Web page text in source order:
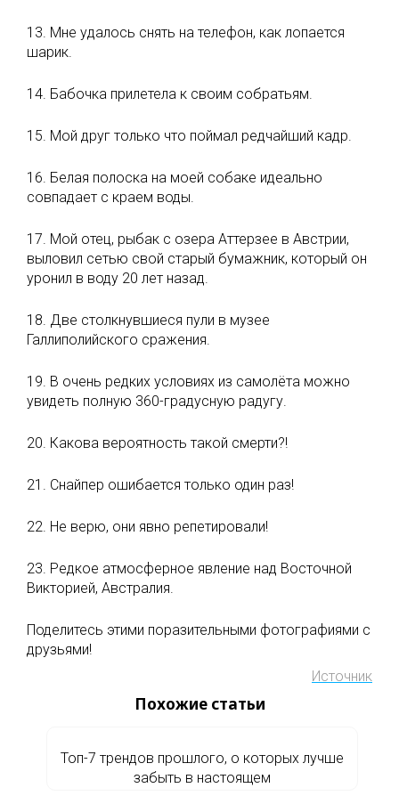
13. Мне удалось снять на телефон, как лопается
шарик.
14. Бабочка прилетела к своим собратьям.
15. Мой друг только что поймал редчайший кадр.
16. Белая полоска на моей собаке идеально
совпадает с краем воды.
17. Мой отец, рыбак с озера Аттерзее в Австрии,
выловил сетью свой старый бумажник, который он
уронил в воду 20 лет назад.
18. Две столкнувшиеся пули в музее
Галлиполийского сражения.
19. В очень редких условиях из самолёта можно
увидеть полную 360-градусную радугу.
20. Какова вероятность такой смерти?!
21. Снайпер ошибается только один раз!
22. Не верю, они явно репетировали!
23. Редкое атмосферное явление над Восточной
Викторией, Австралия.
Поделитесь этими поразительными фотографиями с
друзьями!
Источник
Похожие статьи
Топ-7 трендов прошлого, о которых лучше
забыть в настоящем